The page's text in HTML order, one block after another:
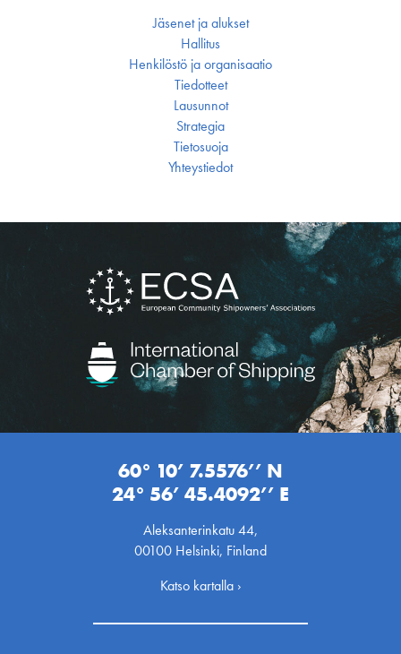
Jäsenet ja alukset
Hallitus
Henkilöstö ja organisaatio
Tiedotteet
Lausunnot
Strategia
Tietosuoja
Yhteystiedot
60° 10’ 7.5576’’ N
24° 56’ 45.4092’’ E
Aleksanterinkatu 44,
00100 Helsinki, Finland
Katso kartalla ›